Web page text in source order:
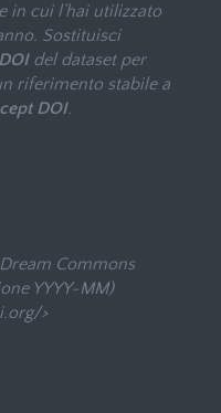
in cui l’hai utilizzato
Sostituisci
del dataset per
riferimento stabile a
DOI.
Dream Commons
YYYY-MM)
>